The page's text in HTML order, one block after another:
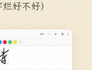
好不好）